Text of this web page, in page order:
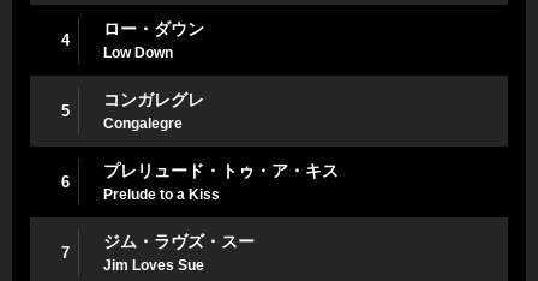
4
ロー・ダウン
Low Down
5
コンガレグレ
Congalegre
6
プレリュード・トゥ・ア・キス
Prelude to a Kiss
7
ジム・ラヴズ・スー
Jim Loves Sue